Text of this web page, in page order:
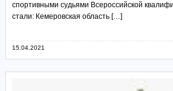
спортивными судьями Всероссийской
стали: Кемеровская область […]
15.04.2021